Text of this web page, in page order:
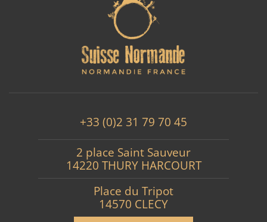
+33 (0)2 31 79 70 45
2 place Saint Sauveur
14220 THURY HARCOURT
Place du Tripot
14570 CLECY